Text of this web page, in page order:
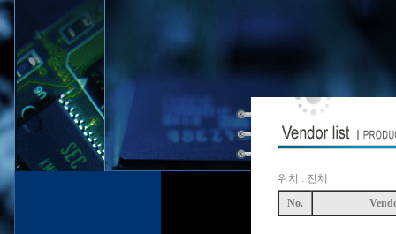
위치 : 전체
No.